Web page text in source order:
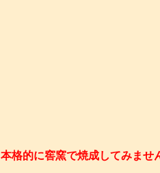
本格的に窖窯で焼成してみませ